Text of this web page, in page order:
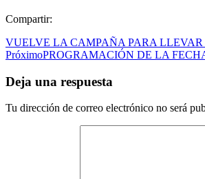
Compartir:
VUELVE LA CAMPAÑA PARA LLEVAR
PróximoPROGRAMACIÓN DE LA
Deja una respuesta
Tu dirección de correo electrónico no será